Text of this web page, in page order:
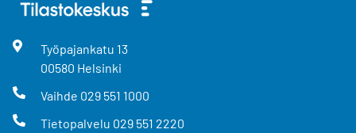
Työpajankatu 13
00580 Helsinki
Vaihde 029 551 1000
Tietopalvelu 029 551 2220